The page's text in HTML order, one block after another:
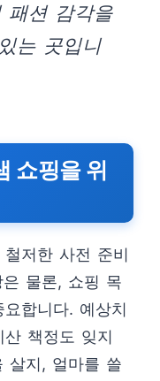
패션 감각을
는 곳입니
쇼핑을 위
저한 사전 준비
물론, 쇼핑 목
합니다. 예상치
책정도 잊지
살지, 얼마를 쓸